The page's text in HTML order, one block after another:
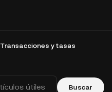
Transacciones y tasas
Buscar